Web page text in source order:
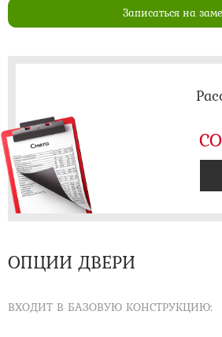
Записаться на
ОПЦИИ ДВЕРИ
ВХОДИТ В БАЗОВУЮ КОНСТРУКЦИЮ: